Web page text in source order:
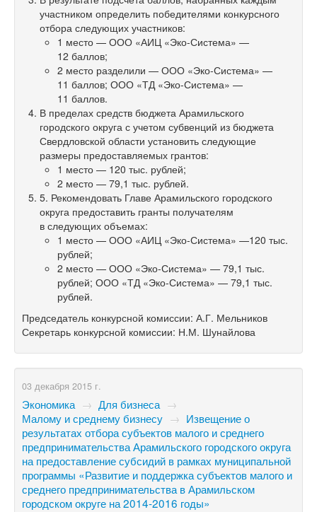
участником определить победителями конкурсного
отбора следующих участников:
1 место — ООО «АИЦ «Эко-Система» —
12 баллов;
2 место разделили — ООО «Эко-Система» —
11 баллов; ООО «ТД «Эко-Система» —
11 баллов.
В пределах средств бюджета Арамильского
городского округа с учетом субвенций из бюджета
Свердловской области установить следующие
размеры предоставляемых грантов:
1 место — 120 тыс. рублей;
2 место — 79,1 тыс. рублей.
5. Рекомендовать Главе Арамильского городского
округа предоставить гранты получателям
в следующих объемах:
1 место — ООО «АИЦ «Эко-Система» —120 тыс.
рублей;
2 место — ООО «Эко-Система» — 79,1 тыс.
рублей; ООО «ТД «Эко-Система» — 79,1 тыс.
рублей.
Председатель конкурсной комиссии: А.Г. Мельников
Секретарь конкурсной комиссии: Н.М. Шунайлова
03 декабря 2015 г.
Экономика → Для бизнеса →
Малому и среднему бизнесу → Извещение о
результатах отбора субъектов малого и среднего
предпринимательства Арамильского городского округа
на предоставление субсидий в рамках муниципальной
программы «Развитие и поддержка субъектов малого и
среднего предпринимательства в Арамильском
городском округе на 2014-2016 годы»